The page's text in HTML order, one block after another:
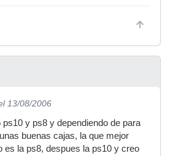
13/08/2006
ps10 y ps8 y dependiendo de para
buenas cajas, la que mejor
es la ps8, despues la ps10 y creo